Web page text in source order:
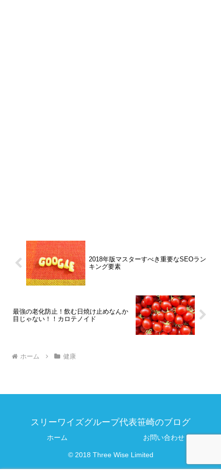
2018年版マスターすべき重要なSEOラン
キング要素
最強の老化防止！飲む日焼け止めなんか
目じゃない！！カロテノイド
ホーム 健康
スリーワイズグループ代表笹崎のブログ
ホーム お問い合わせ
© 2018 Three Wise Limited